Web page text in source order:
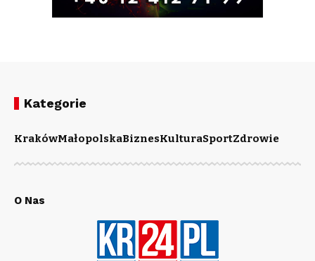
Kategorie
KrakówMałopolskaBiznesKulturaSportZdrowie
O Nas